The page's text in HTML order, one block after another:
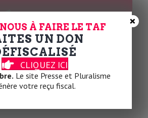
JE M'ABONNE
À FAIRE LE TAF
UN DON
CLIQUEZ ICI
Le site Presse et Pluralisme
votre reçu fiscal.
×